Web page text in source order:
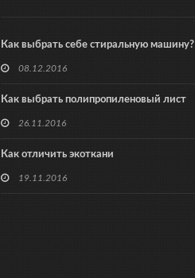
Как выбрать себе стиральную машину?
08.12.2016
Как выбрать полипропиленовый лист
26.11.2016
Как отличить экоткани
19.11.2016